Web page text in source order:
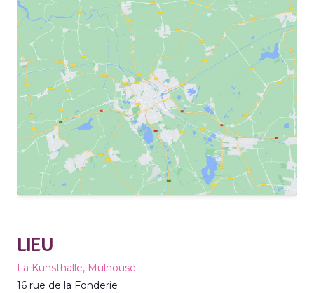
LIEU
La Kunsthalle, Mulhouse
16 rue de la Fonderie